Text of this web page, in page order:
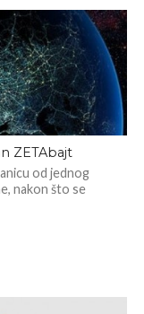
ZETAbajt
od jednog
nakon što se